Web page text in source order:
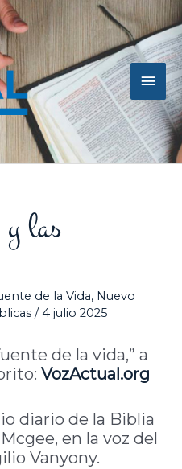
las
de la Vida, Nuevo
/ 4 julio 2025
de la vida,” a
VozActual.org
diario de la Biblia
en la voz del
Vanyony.